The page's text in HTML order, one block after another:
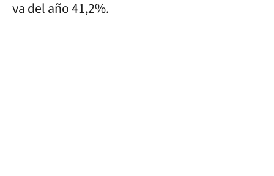
va del año 41,2%.